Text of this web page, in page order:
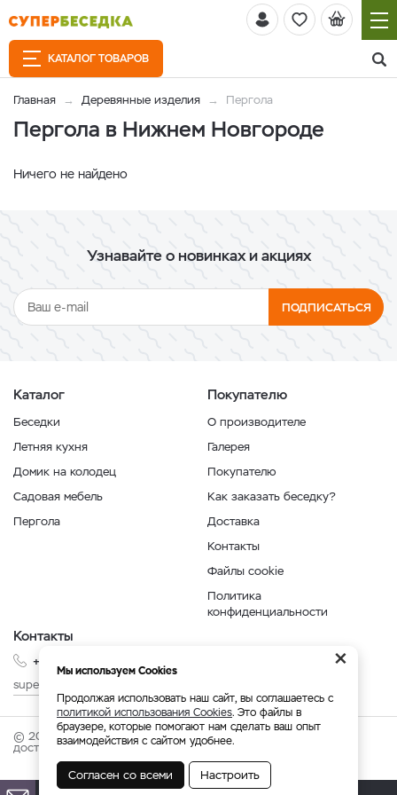
КАТАЛОГ ТОВАРОВ
Главная Деревянные изделия Пергола
Пергола в Нижнем Новгороде
Ничего не найдено
Узнавайте о новинках и акциях
ПОДПИСАТЬСЯ
Каталог
Беседки
Летняя кухня
Домик на колодец
Садовая мебель
Пергола
Покупателю
О производителе
Галерея
Покупателю
Как заказать беседку?
Доставка
Контакты
Файлы cookie
Политика
конфиденциальности
Контакты
+7 999 210-35-35
superbesedka@mail.ru
© 2026 superbesedka.com - беседки от производителя с
доставкой по России.
×
Мы используем Cookies
Продолжая использовать наш сайт, вы соглашаетесь с
политикой использования Cookies. Это файлы в
браузере, которые помогают нам сделать ваш опыт
взаимодействия с сайтом удобнее.
Согласен со всеми Настроить